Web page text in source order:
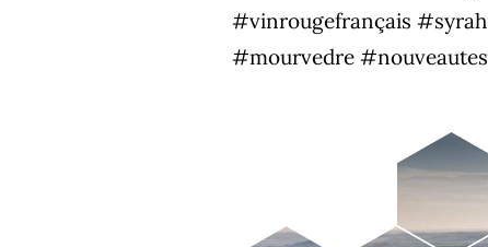
#vinrougefrançais #syrah
#mourvedre #nouveautes